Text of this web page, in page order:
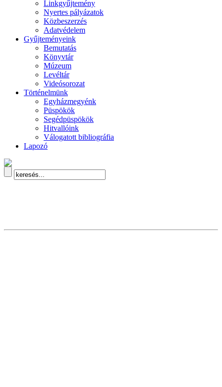
Linkgyűjtemény
Nyertes pályázatok
Közbeszerzés
Adatvédelem
Gyűjteményeink
Bemutatás
Könyvtár
Múzeum
Levéltár
Videósorozat
Történelmünk
Egyházmegyénk
Püspökök
Segédpüspökök
Hitvallóink
Válogatott bibliográfia
Lapozó